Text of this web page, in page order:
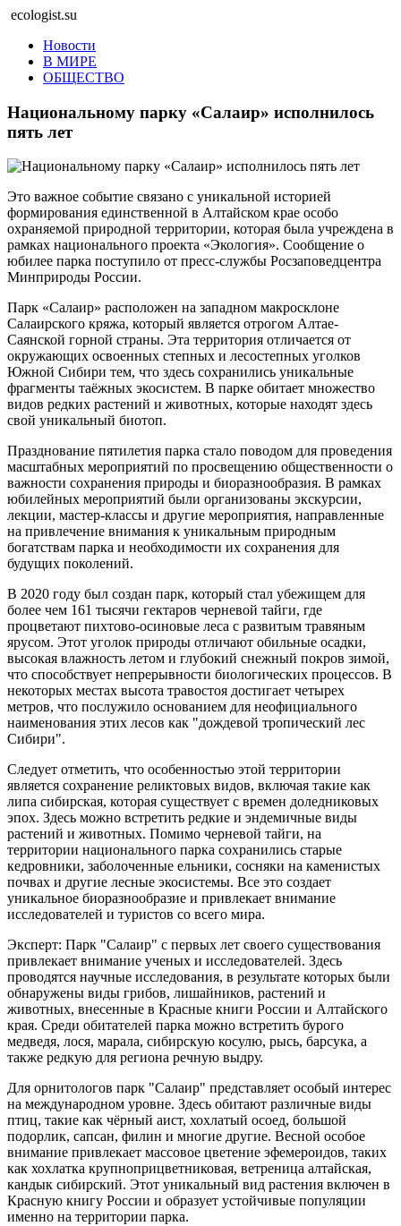
ecologist.su
Новости
В МИРЕ
ОБЩЕСТВО
Национальному парку «Салаир» исполнилось
пять лет
Это важное событие связано с уникальной историей
формирования единственной в Алтайском крае особо
охраняемой природной территории, которая была учреждена в
рамках национального проекта «Экология». Сообщение о
юбилее парка поступило от пресс-службы Росзаповедцентра
Минприроды России.
Парк «Салаир» расположен на западном макросклоне
Салаирского кряжа, который является отрогом Алтае-
Саянской горной страны. Эта территория отличается от
окружающих освоенных степных и лесостепных уголков
Южной Сибири тем, что здесь сохранились уникальные
фрагменты таёжных экосистем. В парке обитает множество
видов редких растений и животных, которые находят здесь
свой уникальный биотоп.
Празднование пятилетия парка стало поводом для проведения
масштабных мероприятий по просвещению общественности о
важности сохранения природы и биоразнообразия. В рамках
юбилейных мероприятий были организованы экскурсии,
лекции, мастер-классы и другие мероприятия, направленные
на привлечение внимания к уникальным природным
богатствам парка и необходимости их сохранения для
будущих поколений.
В 2020 году был создан парк, который стал убежищем для
более чем 161 тысячи гектаров черневой тайги, где
процветают пихтово-осиновые леса с развитым травяным
ярусом. Этот уголок природы отличают обильные осадки,
высокая влажность летом и глубокий снежный покров зимой,
что способствует непрерывности биологических процессов. В
некоторых местах высота травостоя достигает четырех
метров, что послужило основанием для неофициального
наименования этих лесов как "дождевой тропический лес
Сибири".
Следует отметить, что особенностью этой территории
является сохранение реликтовых видов, включая такие как
липа сибирская, которая существует с времен доледниковых
эпох. Здесь можно встретить редкие и эндемичные виды
растений и животных. Помимо черневой тайги, на
территории национального парка сохранились старые
кедровники, заболоченные ельники, сосняки на каменистых
почвах и другие лесные экосистемы. Все это создает
уникальное биоразнообразие и привлекает внимание
исследователей и туристов со всего мира.
Эксперт: Парк "Салаир" с первых лет своего существования
привлекает внимание ученых и исследователей. Здесь
проводятся научные исследования, в результате которых были
обнаружены виды грибов, лишайников, растений и
животных, внесенные в Красные книги России и Алтайского
края. Среди обитателей парка можно встретить бурого
медведя, лося, марала, сибирскую косулю, рысь, барсука, а
также редкую для региона речную выдру.
Для орнитологов парк "Салаир" представляет особый интерес
на международном уровне. Здесь обитают различные виды
птиц, такие как чёрный аист, хохлатый осоед, большой
подорлик, сапсан, филин и многие другие. Весной особое
внимание привлекает массовое цветение эфемероидов, таких
как хохлатка крупноприцветниковая, ветреница алтайская,
кандык сибирский. Этот уникальный вид растения включен в
Красную книгу России и образует устойчивые популяции
именно на территории парка.